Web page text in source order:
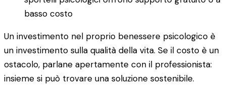
basso costo
Un investimento nel proprio benessere psicologico è
un investimento sulla qualità della vita. Se il costo è un
ostacolo, parlane apertamente con il professionista:
insieme si può trovare una soluzione sostenibile.